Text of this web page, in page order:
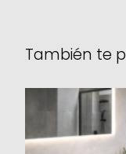
También te